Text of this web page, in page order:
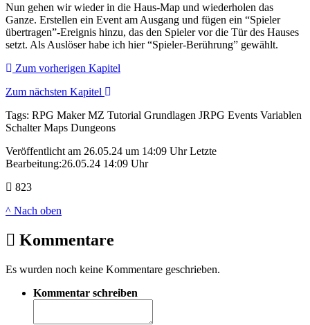
Nun gehen wir wieder in die Haus-Map und wiederholen das
Ganze. Erstellen ein Event am Ausgang und fügen ein “Spieler
übertragen”-Ereignis hinzu, das den Spieler vor die Tür des Hauses
setzt. Als Auslöser habe ich hier “Spieler-Berührung” gewählt.
Zum vorherigen Kapitel
Zum nächsten Kapitel
Tags: RPG Maker MZ Tutorial Grundlagen JRPG Events Variablen
Schalter Maps Dungeons
Veröffentlicht am 26.05.24 um 14:09 UhrLetzte
Bearbeitung:26.05.24 14:09 Uhr
823
^ Nach oben
Kommentare
Es wurden noch keine Kommentare geschrieben.
Kommentar schreiben